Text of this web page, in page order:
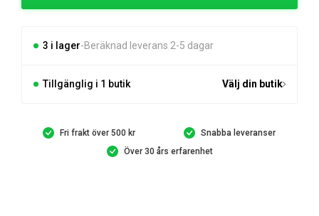
3 i lager Beräknad leverans 2-5 dagar
Tillgänglig i 1 butik Välj din butik
Fri frakt över 500 kr
Snabba leveranser
Över 30 års erfarenhet